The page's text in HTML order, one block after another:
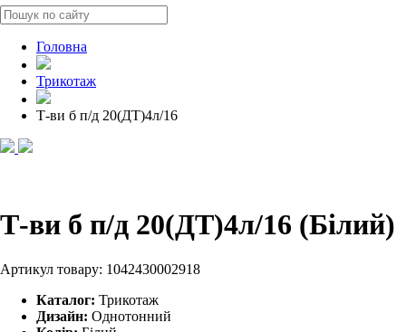
Головна
Трикотаж
Т-ви б п/д 20(ДТ)4л/16
Т-ви б п/д 20(ДТ)4л/16 (Білий)
Артикул товару: 1042430002918
Каталог: Трикотаж
Дизайн: Однотонний